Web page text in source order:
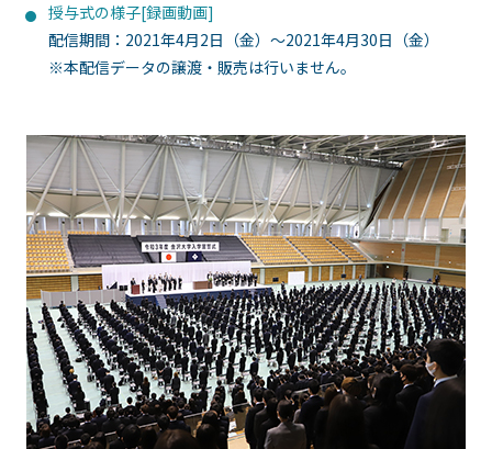
授与式の様子[録画動画]
配信期間：2021年4月2日（金）～2021年4月30日（金）
※本配信データの譲渡・販売は行いません。